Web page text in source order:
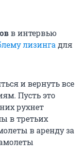
в интервью
лизингадля
и вернуть все
Пусть это
рухнет
в третьих
в аренду за